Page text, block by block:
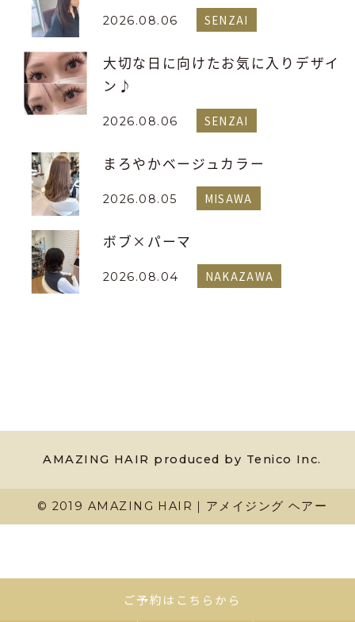
2026.08.06 SENZAI
大切な日に向けたお気に入りデザイ
ン♪
2026.08.06 SENZAI
まろやかベージュカラー
2026.08.05 MISAWA
ボブ×パーマ
2026.08.04 NAKAZAWA
AMAZING HAIR produced by Tenico Inc.
© 2019 AMAZING HAIR｜アメイジング ヘアー
ご予約はこちらから